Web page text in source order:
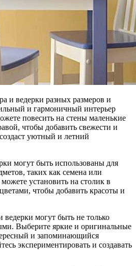
и ведерки разных размеров и
и гармоничный интерьер
повесить на стены маленькие
чтобы добавить свежести и
уютный и летний
могут быть использованы для
таких как семена или
установить на столик в
чтобы добавить красоты и
ведерки могут быть не только
Выберите яркие и оригинальные
и запоминающийся
экспериментировать и создавать